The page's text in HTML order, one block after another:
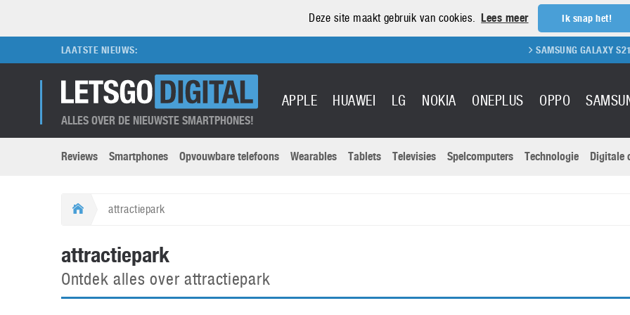
Deze site maakt gebruik van cookies. Lees meer Ik snap het!
LAATSTE NIEUWS: SAMSUNG GALAXY S21 REVIEW
ALLES OVER DE NIEUWSTE SMARTPHONES!
APPLE HUAWEI LG NOKIA ONEPLUS OPPO
Merken submenu
Apple
Computermuseum
Honor
Huawei
OnePlus
Oppo
Nikon
Reviews Smartphones Opvouwbare telefoons Wearables Tablets Televisies Spelcomputers Technologie Digitale
Categorien submenu
5G
Aanbiedingen
Abonnement
Digitale camera’s
DSLR camera’s
Televisies
attractiepark
attractiepark
Ontdek alles over attractiepark